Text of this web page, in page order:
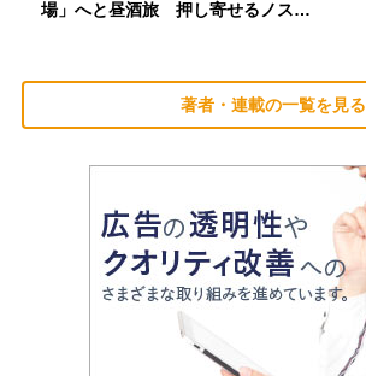
場」へと昼酒旅 押し寄せるノス…
著者・連載の一覧を見る